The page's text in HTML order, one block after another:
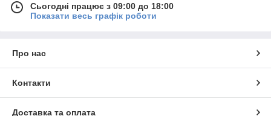
Сьогодні працює з 09:00 до 18:00
Показати весь графік роботи
Про нас
Контакти
Доставка та оплата